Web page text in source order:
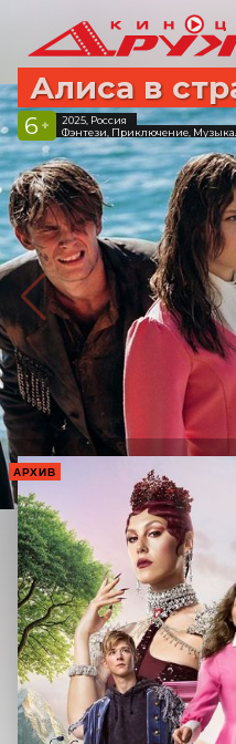
Алиса в
6 +
2025, Россия
Фэнтези, Приключение,
АРХИВ